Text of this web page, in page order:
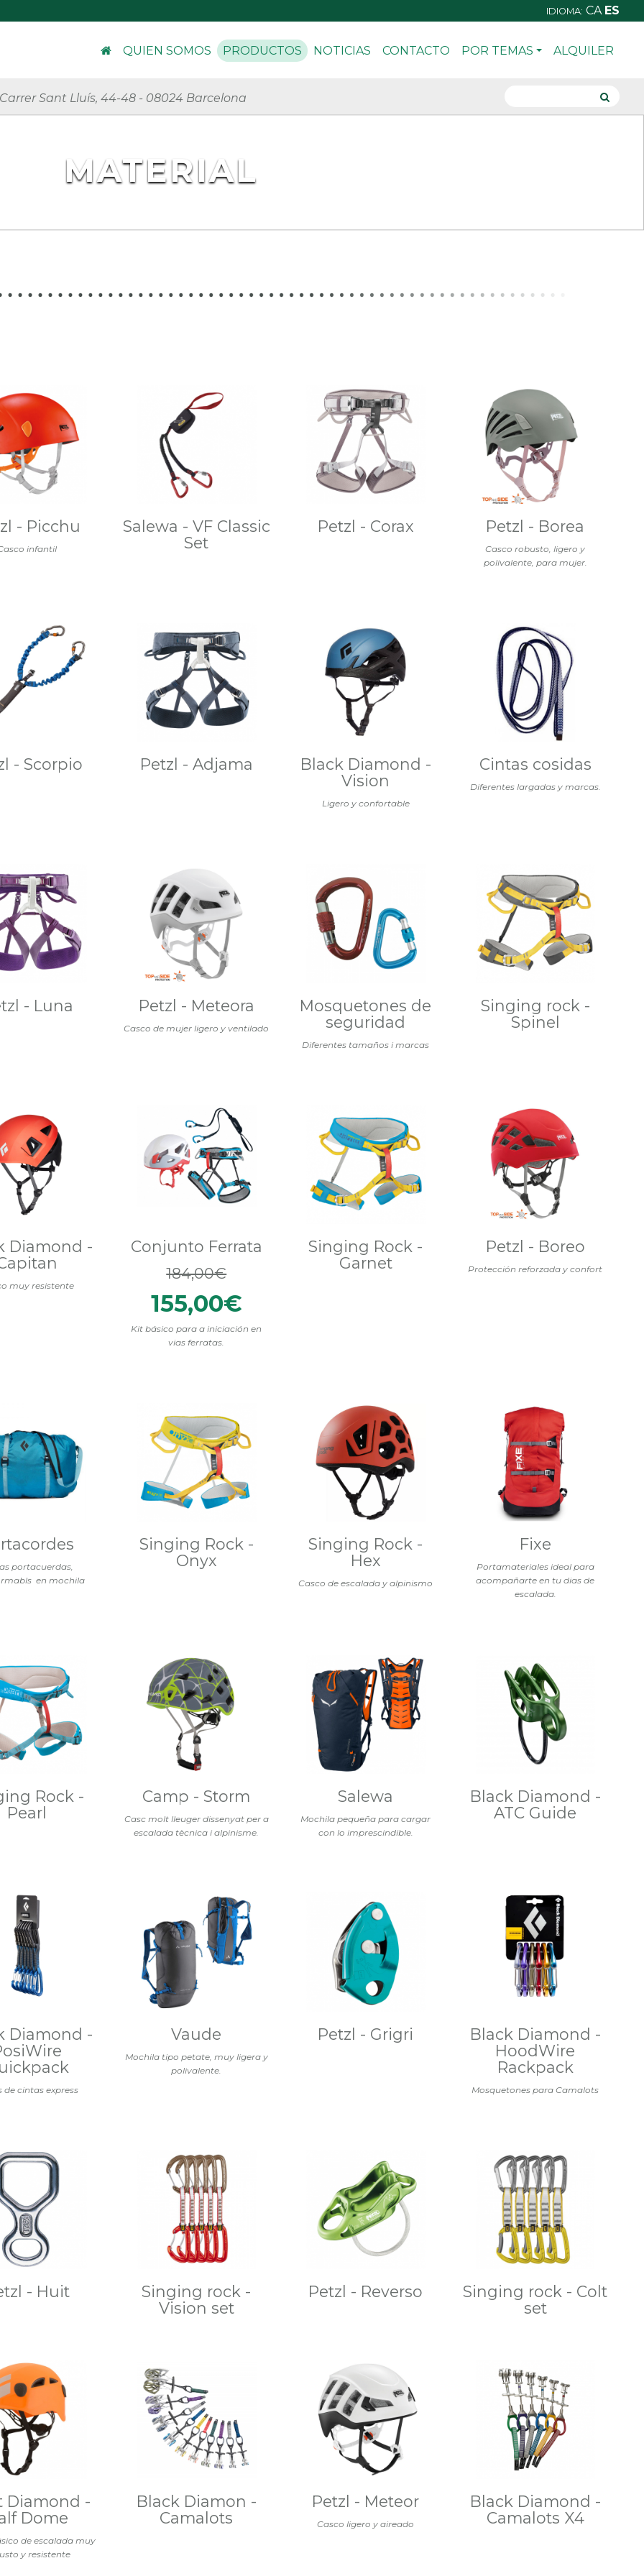
IDIOMA: CA ES
QUIEN SOMOS PRODUCTOS NOTICIAS CONTACTO POR TEMAS ALQUILER
Sant Lluís, 44-48 - 08024 Barcelona
MATERIAL
infantil
- Picchu
Salewa - VF Classic
Set
Petzl - Corax
Casco robusto, ligero y
polivalente, para mujer.
Petzl - Borea
- Scorpio Petzl - Adjama
Ligero y confortable
Black Diamond -
Vision
Diferentes largadas y marcas.
Cintas cosidas
- Luna
Casco de mujer ligero y ventilado
Petzl - Meteora
Diferentes tamaños i marcas
Mosquetones de
seguridad
Singing rock -
Spinel
muy resistente
Diamond -
Kit básico para a iniciación en
vias ferratas.
Conjunto Ferrata
184,00€
155,00€
Singing Rock -
Garnet
Protección reforzada y confort
Petzl - Boreo
portacuerdas,
en mochila
Singing Rock -
Onyx
Casco de escalada y alpinismo
Singing Rock -
Hex
Portamateriales ideal para
acompañarte en tu dias de
escalada.
Fixe
Rock -
Pearl
Casc molt lleuger dissenyat per a
escalada tècnica i alpinisme.
Camp - Storm
Mochila pequeña para cargar
con lo imprescindible.
Salewa
Black Diamond -
ATC Guide
de cintas express
Diamond -
Mochila tipo petate, muy ligera y
polivalente.
Vaude Petzl - Grigri
Mosquetones para Camalots
Black Diamond -
HoodWire
Rackpack
- Huit
Singing rock -
Vision set
Petzl - Reverso
Singing rock - Colt
set
de escalada muy
y resistente
Diamond -
Dome
Black Diamon -
Camalots
Casco ligero y aireado
Petzl - Meteor
Black Diamond -
Camalots X4